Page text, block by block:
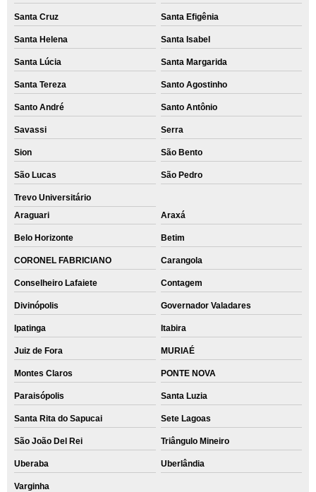
Santa Cruz Santa Efigênia
Santa Helena Santa Isabel
Santa Lúcia Santa Margarida
Santa Tereza Santo Agostinho
Santo André Santo Antônio
Savassi Serra
Sion São Bento
São Lucas São Pedro
Trevo Universitário
Araguari
Araxá
Belo Horizonte Betim
CORONEL FABRICIANO Carangola
Conselheiro Lafaiete Contagem
Divinópolis Governador Valadares
Ipatinga Itabira
Juiz de Fora MURIAÉ
Montes Claros PONTE NOVA
Paraisópolis Santa Luzia
Santa Rita do Sapucai Sete Lagoas
São João Del Rei Triângulo Mineiro
Uberaba Uberlândia
Varginha